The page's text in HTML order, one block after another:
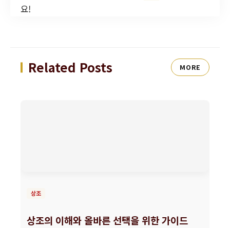
요!
Related Posts MORE
상조
상조의 이해와 올바른 선택을 위한 가이드